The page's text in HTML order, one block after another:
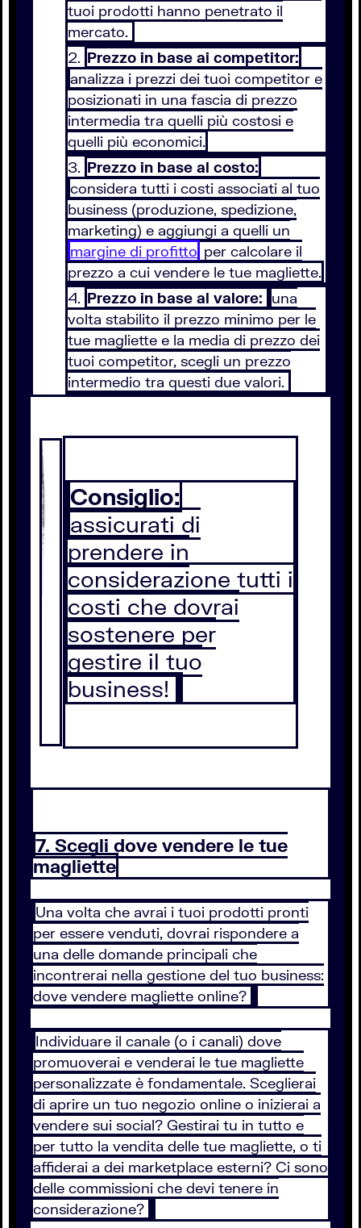
tuoi prodotti hanno penetrato il
mercato.
Prezzo in base ai competitor:
analizza i prezzi dei tuoi competitor e
posizionati in una fascia di prezzo
intermedia tra quelli più costosi e
quelli più economici.
Prezzo in base al costo:
considera tutti i costi associati al tuo
business (produzione, spedizione,
marketing) e aggiungi a quelli un
margine di profitto per calcolare il
prezzo a cui vendere le tue magliette.
Prezzo in base al valore: una
volta stabilito il prezzo minimo per le
tue magliette e la media di prezzo dei
tuoi competitor, scegli un prezzo
intermedio tra questi due valori.
Consiglio:
assicurati di
prendere in
considerazione tutti i
costi che dovrai
sostenere per
gestire il tuo
business!
7. Scegli dove vendere le tue
magliette
Una volta che avrai i tuoi prodotti pronti
per essere venduti, dovrai rispondere a
una delle domande principali che
incontrerai nella gestione del tuo business:
dove vendere magliette online?
Individuare il canale (o i canali) dove
promuoverai e venderai le tue magliette
personalizzate è fondamentale. Sceglierai
di aprire un tuo negozio online o inizierai a
vendere sui social? Gestirai tu in tutto e
per tutto la vendita delle tue magliette, o ti
affiderai a dei marketplace esterni? Ci sono
delle commissioni che devi tenere in
considerazione?